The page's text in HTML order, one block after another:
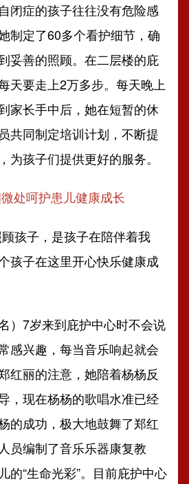
闭症的孩子往往没有危险感
制定了60多个看护细节，确
妥善的照顾。在二层楼的庇
天要走上2万多步。每天晚上
家长手中后，她在短暂的休
共同制定培训计划，不断提
为孩子们提供更好的服务。
处呵护患儿健康成长
孩子，是孩子在陪伴着我
孩子在这里开心快乐健康成
7岁来到庇护中心时不会说
感兴趣，每当音乐响起就会
红丽的注意，她陪着杨杨反
，现在杨杨的歌唱水准已经
的成功，极大地鼓舞了郑红
员编制了音乐乐器康复教
的“生命光彩”。目前庇护中心